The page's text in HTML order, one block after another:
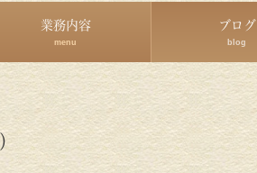
業務内容
menu
ブログ
blog